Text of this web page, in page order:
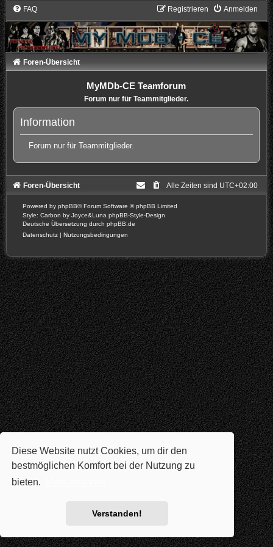
Diese Website nutzt Cookies, um dir den
bestmöglichen Komfort bei der Nutzung zu
bieten.
Verstanden!
FAQ Anmelden
Registrieren
Foren-Übersicht
MyMDb-CE Teamforum
Forum nur für Teammitglieder.
Information
Forum nur für Teammitglieder.
Foren-Übersicht Alle Zeiten sind UTC+02:00
Powered by phpBB® Forum Software © phpBB Limited
Style: Carbon by Joyce&Luna phpBB-Style-Design
Deutsche Übersetzung durch phpBB.de
Datenschutz | Nutzungsbedingungen